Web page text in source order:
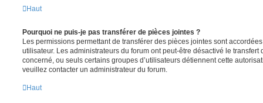
Haut
Pourquoi ne puis-je pas transférer de pièces jointes ?
Les permissions permettant de transférer des pièces jointes sont
utilisateur. Les administrateurs du forum ont peut-être désactivé le
concerné, ou seuls certains groupes d’utilisateurs détiennent cette
veuillez contacter un administrateur du forum.
Haut